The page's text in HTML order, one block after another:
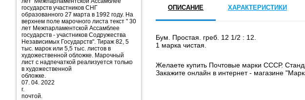
ОПИСАНИЕ ХАРАКТЕРИСТИКИ
Бум. Простая. греб. 12 1/2 : 12.
1 марка чистая.
Желаете купить Почтовые марки СССР.
Закажите онлайн в интернет - магазине
государств участников СНГ
образованного 27 марта в 1992 году. На
верхнем поле марочного листа текст " 30
лет Межпарламентской Ассамблее
государств - участников Содружества
Независимых Государств". Тираж 82, 5
тыс. марок или 5,5 тыс. листов в
художественной обложке. Марочный
лист с надпечаткой реализуется только
в художественной
обложке.
07. 04. 2022
г. Марка
почтой.